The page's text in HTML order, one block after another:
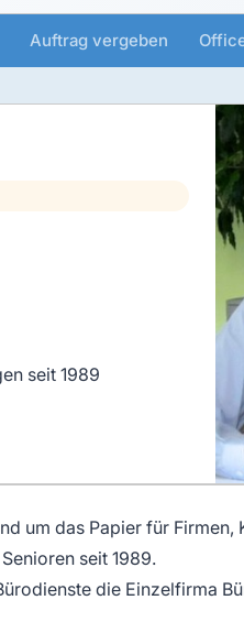
Auftrag vergeben
seit 1989
um das Papier für Firmen,
seit 1989.
die Einzelfirma